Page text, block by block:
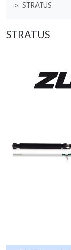
STRATUS
STRATUS